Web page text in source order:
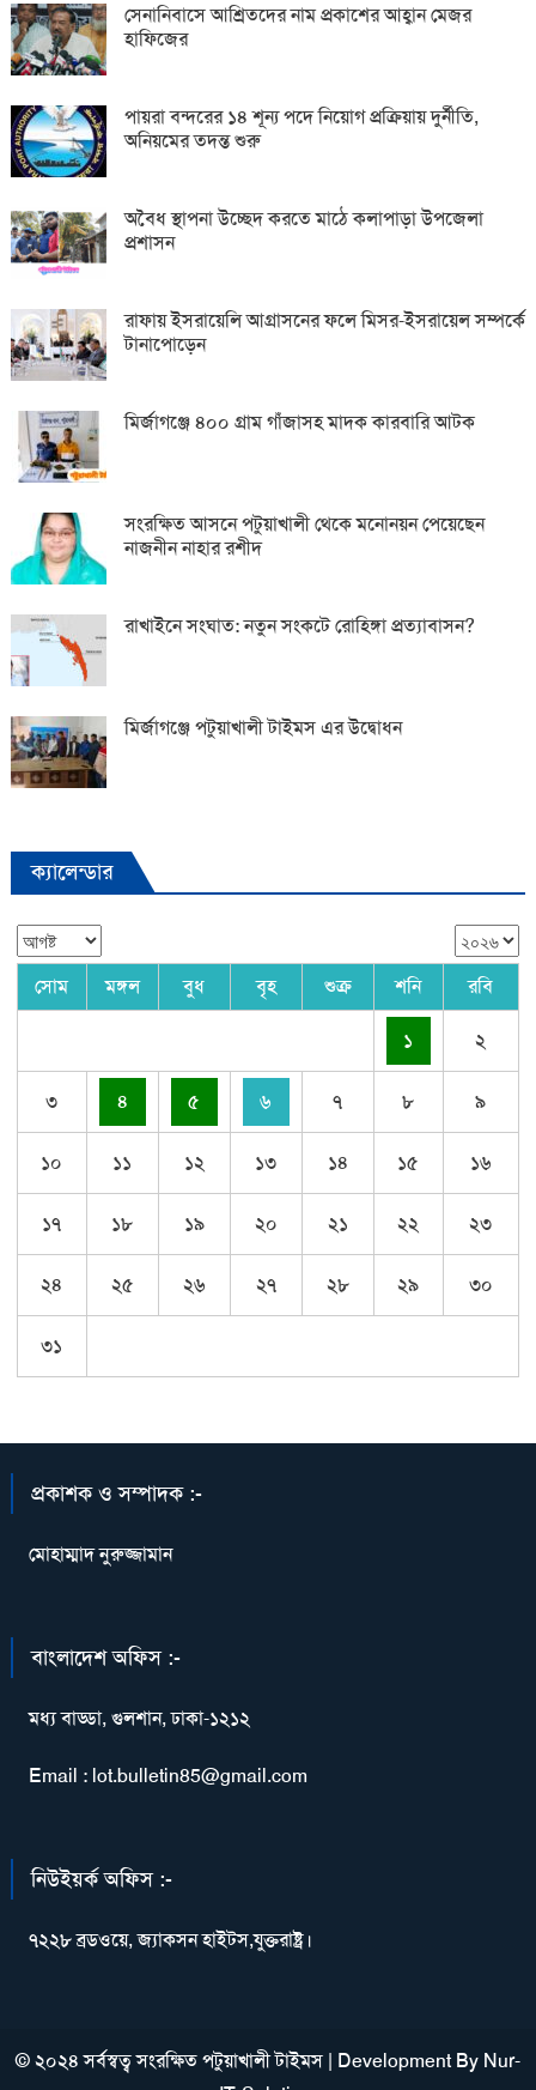
সেনানিবাসে আশ্রিতদের নাম প্রকাশের আহ্বান মেজর
হাফিজের
পায়রা বন্দরের ১৪ শূন্য পদে নিয়োগ প্রক্রিয়ায় দুর্নীতি,
অনিয়মের তদন্ত শুরু
অবৈধ স্থাপনা উচ্ছেদ করতে মাঠে কলাপাড়া উপজেলা
প্রশাসন
রাফায় ইসরায়েলি আগ্রাসনের ফলে মিসর-ইসরায়েল সম্পর্কে
টানাপোড়েন
মির্জাগঞ্জে ৪০০ গ্রাম গাঁজাসহ মাদক কারবারি আটক
সংরক্ষিত আসনে পটুয়াখালী থেকে মনোনয়ন পেয়েছেন
নাজনীন নাহার রশীদ
রাখাইনে সংঘাত: নতুন সংকটে রোহিঙ্গা প্রত্যাবাসন?
মির্জাগঞ্জে পটুয়াখালী টাইমস এর উদ্বোধন
ক্যালেন্ডার
সোম মঙ্গল বুধ বৃহ শুক্র শনি রবি
১ ২
৩ ৪ ৫ ৬ ৭ ৮ ৯
১০ ১১ ১২ ১৩ ১৪ ১৫ ১৬
১৭ ১৮ ১৯ ২০ ২১ ২২ ২৩
২৪ ২৫ ২৬ ২৭ ২৮ ২৯ ৩০
৩১
প্রকাশক ও সম্পাদক :-
মোহাম্মাদ নুরুজ্জামান
বাংলাদেশ অফিস :-
মধ্য বাড্ডা, গুলশান, ঢাকা-১২১২
Email : lot.bulletin85@gmail.com
নিউইয়র্ক অফিস :-
৭২২৮ ব্রডওয়ে, জ্যাকসন হাইটস,যুক্তরাষ্ট্র।
© ২০২৪ সর্বস্বত্ব সংরক্ষিত পটুয়াখালী টাইমস | Development By Nur-